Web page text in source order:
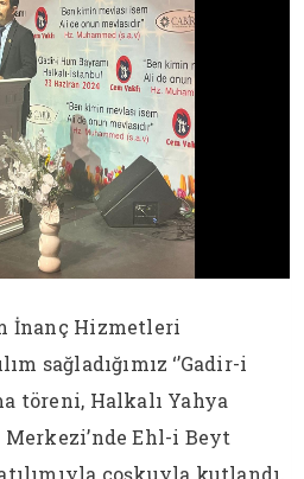
İnanç Hizmetleri
sağladığımız ‘’Gadir-i
töreni, Halkalı Yahya
Ehl-i Beyt
coşkuyla kutlandı.